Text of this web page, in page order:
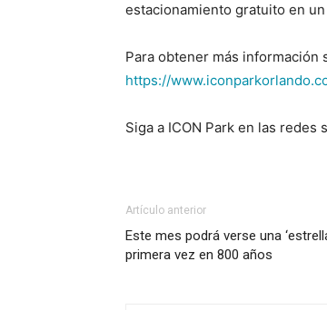
estacionamiento gratuito en
Para obtener más información
https://
Siga a ICON Park en las redes
Artículo anterior
Este mes podrá verse una
primera vez en 800 años